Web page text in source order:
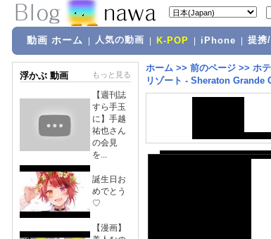
動画 ホーム 人気の動画 K-POP iPhone 提携
浮かぶ 動画 もっと見る
【週刊誌
すら手玉
に】手越
祐也さん
の会見
を...
誕生日お
めでとう
♡
【漫画】
ホーム >> 前のページ >> ホ
リゾート - Sheraton Grande